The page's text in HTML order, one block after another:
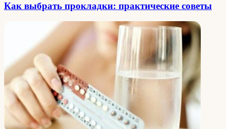
Как выбрать прокладки: практические советы